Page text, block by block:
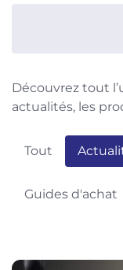
Découvrez tout
actualités, les
Tout
Guides d'achat